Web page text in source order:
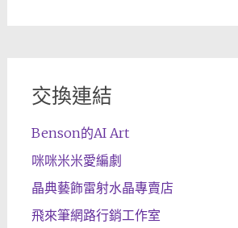
交換連結
Benson的AI Art
咪咪米米愛編劇
晶典藝飾雷射水晶專賣店
飛來筆網路行銷工作室